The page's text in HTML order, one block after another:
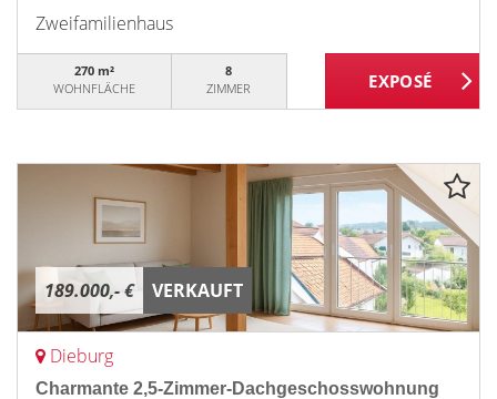
Zweifamilienhaus
270 m²
WOHNFLÄCHE
8
ZIMMER
189.000,- € VERKAUFT
Dieburg
Charmante 2,5-Zimmer-Dachgeschosswohnung